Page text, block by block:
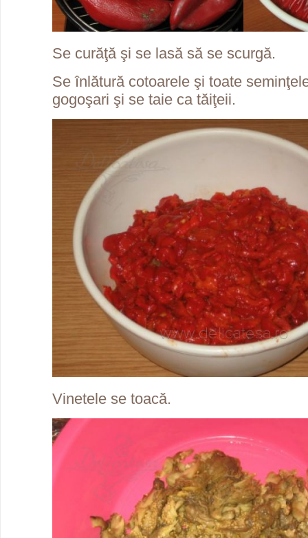
Se curăţă şi se lasă să se scurgă.
Se înlătură cotoarele şi toate
gogoşari şi se taie ca tăiţeii.
Vinetele se toacă.